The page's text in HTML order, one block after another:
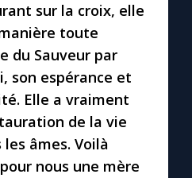
sur la croix, elle
toute
du Sauveur par
son espérance et
Elle a vraiment
de la vie
âmes. Voilà
nous une mère